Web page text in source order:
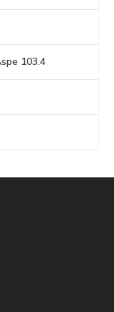
103.4